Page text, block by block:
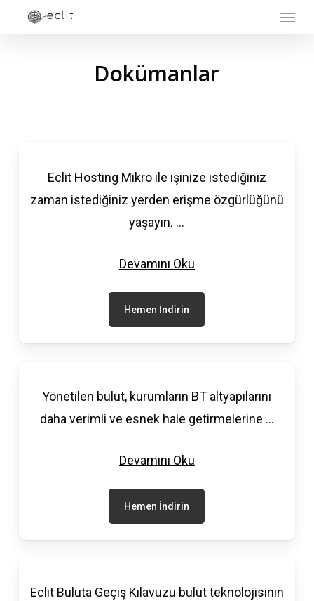
Dokümanlar
Eclit Hosting Mikro ile işinize istediğiniz
zaman istediğiniz yerden erişme özgürlüğünü
yaşayın. ...
Devamını Oku
Hemen İndirin
Yönetilen bulut, kurumların BT altyapılarını
daha verimli ve esnek hale getirmelerine ...
Devamını Oku
Hemen İndirin
Eclit Buluta Geçiş Kılavuzu bulut teknolojisinin